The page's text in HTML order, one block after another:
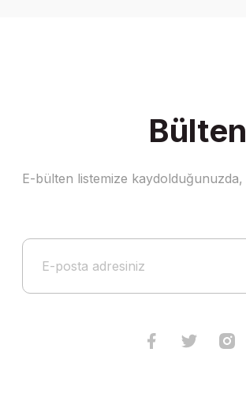
E-bülten listemize